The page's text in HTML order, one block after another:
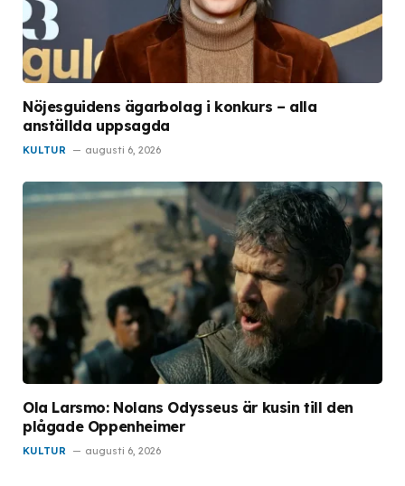
Nöjesguidens ägarbolag i konkurs – alla
anställda uppsagda
KULTUR augusti 6, 2026
Ola Larsmo: Nolans Odysseus är kusin till den
plågade Oppenheimer
KULTUR augusti 6, 2026